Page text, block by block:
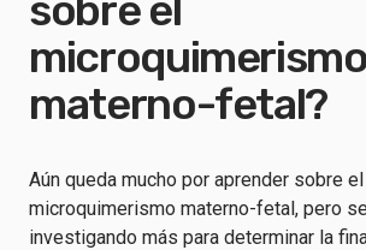
microquimerismo
materno-fetal?
Aún queda mucho por aprender sobre el
microquimerismo materno-fetal, pero
investigando más para determinar la